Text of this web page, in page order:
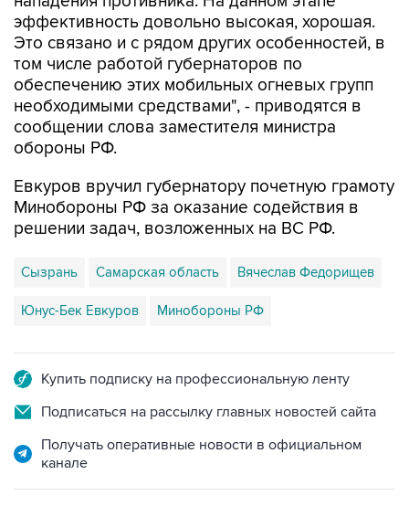
эффективность довольно высокая, хорошая.
Это связано и с рядом других особенностей, в
том числе работой губернаторов по
обеспечению этих мобильных огневых групп
необходимыми средствами", - приводятся в
сообщении слова заместителя министра
обороны РФ.
Евкуров вручил губернатору почетную грамоту
Минобороны РФ за оказание содействия в
решении задач, возложенных на ВС РФ.
Сызрань Самарская область Вячеслав Федорищев
Юнус-Бек Евкуров Минобороны РФ
Купить подписку на профессиональную ленту
Подписаться на рассылку главных новостей сайта
Получать оперативные новости в официальном
канале